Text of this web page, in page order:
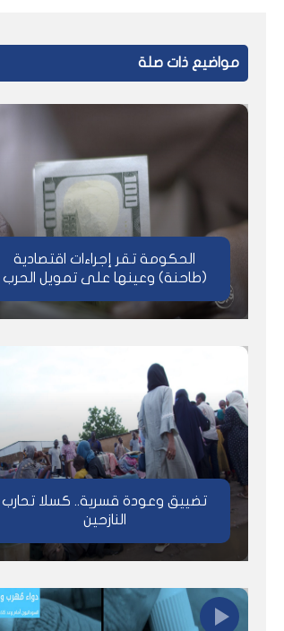
مواضيع ذات صلة
الحكومة تقر إجراءات اقتصادية
(طاحنة) وعينها على تمويل الحرب
تضييق وعودة قسرية.. كسلا تحارب
النازحين